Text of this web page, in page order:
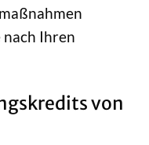
Ihren
von